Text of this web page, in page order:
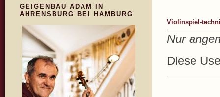
Violinspiel-
Nur
Diese
GEIGENBAU ADAM IN
AHRENSBURG BEI HAMBURG